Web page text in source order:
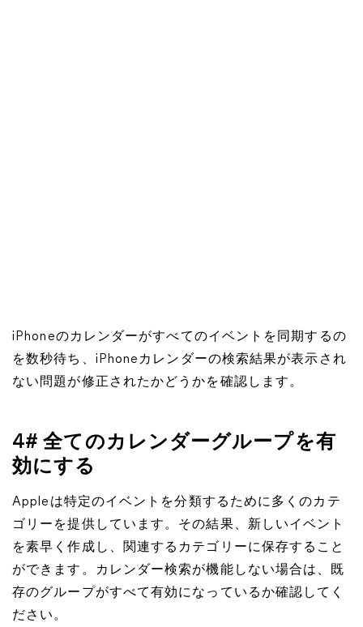
iPhoneのカレンダーがすべてのイベントを同期するの
を数秒待ち、iPhoneカレンダーの検索結果が表示され
ない問題が修正されたかどうかを確認します。
4# 全てのカレンダーグループを有
効にする
Appleは特定のイベントを分類するために多くのカテ
ゴリーを提供しています。その結果、新しいイベント
を素早く作成し、関連するカテゴリーに保存すること
ができます。カレンダー検索が機能しない場合は、既
存のグループがすべて有効になっているか確認してく
ださい。